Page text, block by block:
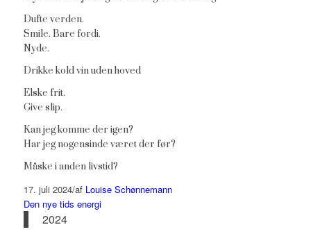
Dufte verden.
Smile. Bare fordi.
Nyde.
Drikke kold vin uden hoved
Elske frit.
Give slip.
Kan jeg komme der igen?
Har jeg nogensinde været der før?
Måske i anden livstid?
17. juli 2024/af Louise Schønnemann
Den nye tids energi
2024